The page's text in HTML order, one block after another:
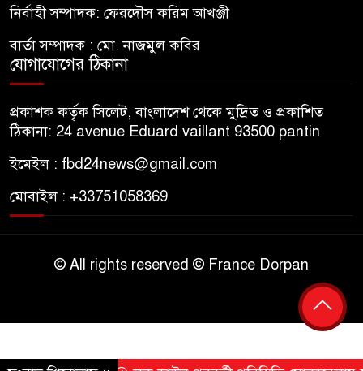
নির্বাহী সম্পাদক: ফেরদৌস করিম আখঞ্জী
বার্তা সম্পাদক : মো. নাজমুল কবির
যোগাযোগের ঠিকানা
প্রকাশক কর্তৃক সিলেট, বাংলাদেশ থেকে মুদ্রিত ও প্রকাশিত
ঠিকানা: 24 avenue Eduard vaillant 93500 pantin
ইমেইল : fbd24news@gmail.com
মোবাইল : +33751058369
© All rights reserved © France Dorpan